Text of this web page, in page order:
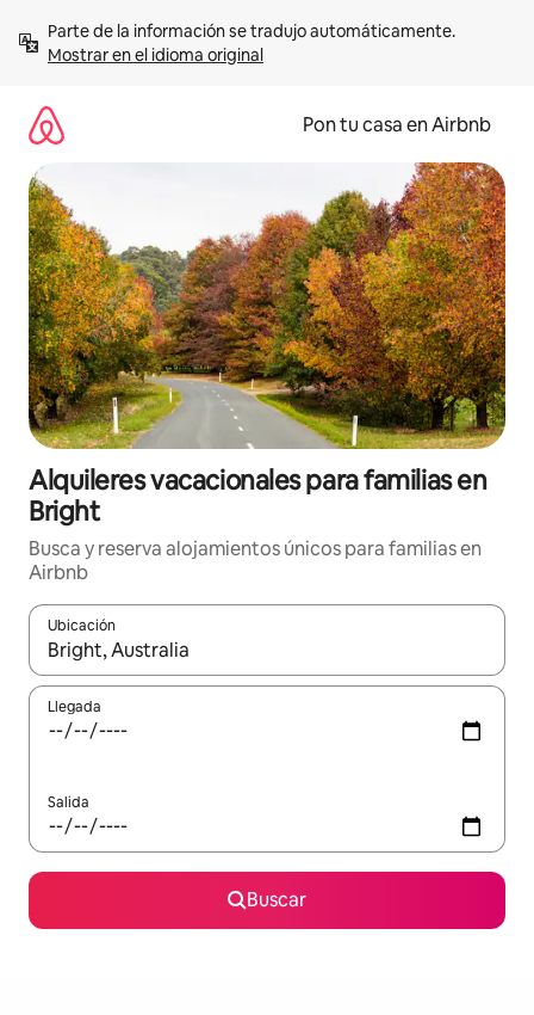
contenidoMostrar en el idioma original
Pon tu casa en Airbnb
Alquileres vacacionales para familias en
Bright
Busca y reserva alojamientos únicos para familias en
Airbnb
Ubicación
Cuando los resultados estén disponibles, navega con las
Llegada
Salida
Buscar